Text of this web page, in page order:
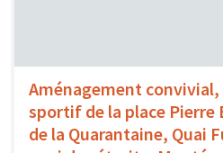
Aménagement
sportif de la place Pierre
de la Quarantaine, Quai